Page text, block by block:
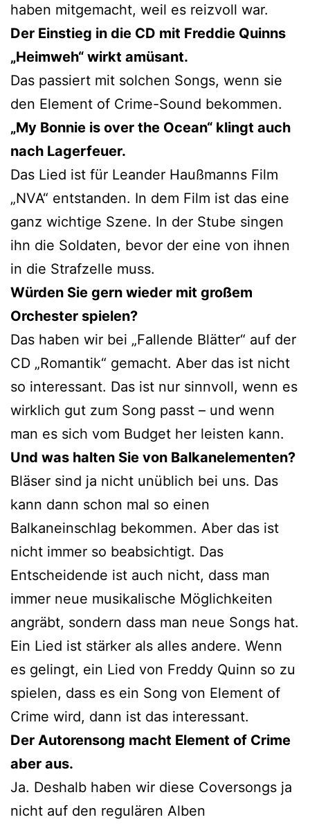
haben mitgemacht, weil es reizvoll war.
Der Einstieg in die CD mit Freddie Quinns
„Heimweh“ wirkt amüsant.
Das passiert mit solchen Songs, wenn sie
den Element of Crime-Sound bekommen.
„My Bonnie is over the Ocean“ klingt auch
nach Lagerfeuer.
Das Lied ist für Leander Haußmanns Film
„NVA“ entstanden. In dem Film ist das eine
ganz wichtige Szene. In der Stube singen
ihn die Soldaten, bevor der eine von ihnen
in die Strafzelle muss.
Würden Sie gern wieder mit großem
Orchester spielen?
Das haben wir bei „Fallende Blätter“ auf der
CD „Romantik“ gemacht. Aber das ist nicht
so interessant. Das ist nur sinnvoll, wenn es
wirklich gut zum Song passt – und wenn
man es sich vom Budget her leisten kann.
Und was halten Sie von Balkanelementen?
Bläser sind ja nicht unüblich bei uns. Das
kann dann schon mal so einen
Balkaneinschlag bekommen. Aber das ist
nicht immer so beabsichtigt. Das
Entscheidende ist auch nicht, dass man
immer neue musikalische Möglichkeiten
angräbt, sondern dass man neue Songs hat.
Ein Lied ist stärker als alles andere. Wenn
es gelingt, ein Lied von Freddy Quinn so zu
spielen, dass es ein Song von Element of
Crime wird, dann ist das interessant.
Der Autorensong macht Element of Crime
aber aus.
Ja. Deshalb haben wir diese Coversongs ja
nicht auf den regulären Alben